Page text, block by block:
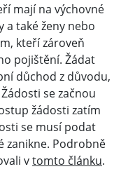
mají na výchovné
a také ženy nebo
kteří zároveň
pojištění. Žádat
důchod z důvodu,
se začnou
žádosti zatím
se musí podat
zanikne. Podrobně
vtomto článku.